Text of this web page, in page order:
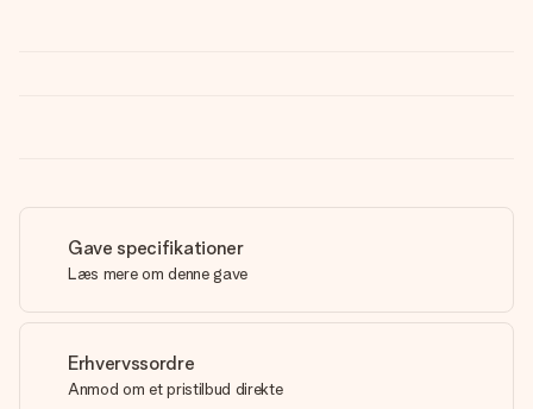
Gave specifikationer
Læs mere om denne gave
Erhvervssordre
Anmod om et pristilbud direkte